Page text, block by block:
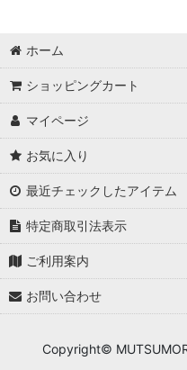
ホーム
ショッピングカート
マイページ
お気に入り
最近チェックしたアイテム
特定商取引法表示
ご利用案内
お問い合わせ
Copyright©